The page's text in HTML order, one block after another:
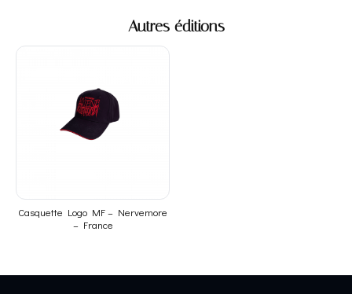
Autres éditions
Casquette Logo MF – Nervemore
– France